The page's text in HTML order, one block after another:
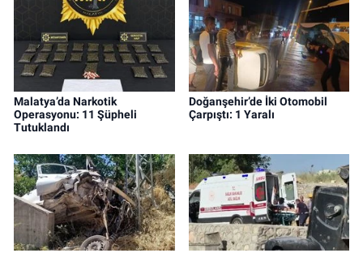
Malatya’da Narkotik
Operasyonu: 11 Şüpheli
Tutuklandı
Doğanşehir’de İki Otomobil
Çarpıştı: 1 Yaralı